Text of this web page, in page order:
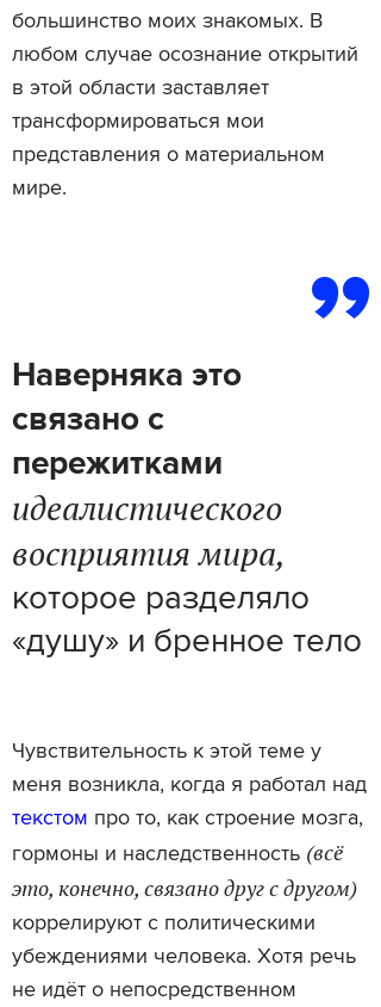
большинство моих знакомых. В
любом случае осознание открытий
в этой области заставляет
трансформироваться мои
представления о материальном
мире.
Наверняка это
связано с
пережитками
идеалистического
восприятия мира,
которое разделяло
«душу» и бренное тело
Чувствительность к этой теме у
меня возникла, когда я работал над
текстом про то, как строение мозга,
гормоны и наследственность (всё
это, конечно, связано друг с другом)
коррелируют с политическими
убеждениями человека. Хотя речь
не идёт о непосредственном